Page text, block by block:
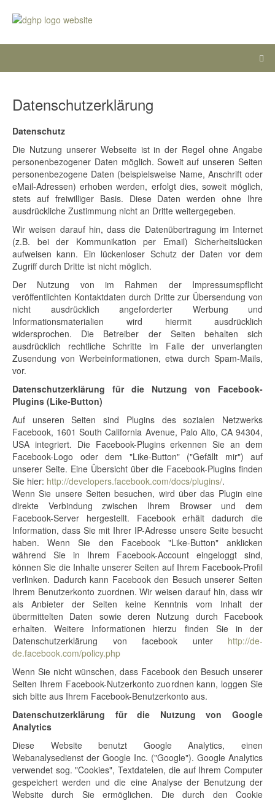
Datenschutzerklärung
Datenschutz
Die Nutzung unserer Webseite ist in der Regel ohne Angabe
personenbezogener Daten möglich. Soweit auf unseren Seiten
personenbezogene Daten (beispielsweise Name, Anschrift oder
eMail-Adressen) erhoben werden, erfolgt dies, soweit möglich,
stets auf freiwilliger Basis. Diese Daten werden ohne Ihre
ausdrückliche Zustimmung nicht an Dritte weitergegeben.
Wir weisen darauf hin, dass die Datenübertragung im Internet
(z.B. bei der Kommunikation per Email) Sicherheitslücken
aufweisen kann. Ein lückenloser Schutz der Daten vor dem
Zugriff durch Dritte ist nicht möglich.
Der Nutzung von im Rahmen der Impressumspflicht
veröffentlichten Kontaktdaten durch Dritte zur Übersendung von
nicht ausdrücklich angeforderter Werbung und
Informationsmaterialien wird hiermit ausdrücklich
widersprochen. Die Betreiber der Seiten behalten sich
ausdrücklich rechtliche Schritte im Falle der unverlangten
Zusendung von Werbeinformationen, etwa durch Spam-Mails,
vor.
Datenschutzerklärung für die Nutzung von Facebook-
Plugins (Like-Button)
Auf unseren Seiten sind Plugins des sozialen Netzwerks
Facebook, 1601 South California Avenue, Palo Alto, CA 94304,
USA integriert. Die Facebook-Plugins erkennen Sie an dem
Facebook-Logo oder dem "Like-Button" ("Gefällt mir") auf
unserer Seite. Eine Übersicht über die Facebook-Plugins finden
Sie hier: http://developers.facebook.com/docs/plugins/.
Wenn Sie unsere Seiten besuchen, wird über das Plugin eine
direkte Verbindung zwischen Ihrem Browser und dem
Facebook-Server hergestellt. Facebook erhält dadurch die
Information, dass Sie mit Ihrer IP-Adresse unsere Seite besucht
haben. Wenn Sie den Facebook "Like-Button" anklicken
während Sie in Ihrem Facebook-Account eingeloggt sind,
können Sie die Inhalte unserer Seiten auf Ihrem Facebook-Profil
verlinken. Dadurch kann Facebook den Besuch unserer Seiten
Ihrem Benutzerkonto zuordnen. Wir weisen darauf hin, dass wir
als Anbieter der Seiten keine Kenntnis vom Inhalt der
übermittelten Daten sowie deren Nutzung durch Facebook
erhalten. Weitere Informationen hierzu finden Sie in der
Datenschutzerklärung von facebook unter http://de-
de.facebook.com/policy.php
Wenn Sie nicht wünschen, dass Facebook den Besuch unserer
Seiten Ihrem Facebook-Nutzerkonto zuordnen kann, loggen Sie
sich bitte aus Ihrem Facebook-Benutzerkonto aus.
Datenschutzerklärung für die Nutzung von Google
Analytics
Diese Website benutzt Google Analytics, einen
Webanalysedienst der Google Inc. ("Google"). Google Analytics
verwendet sog. "Cookies", Textdateien, die auf Ihrem Computer
gespeichert werden und die eine Analyse der Benutzung der
Website durch Sie ermöglichen. Die durch den Cookie